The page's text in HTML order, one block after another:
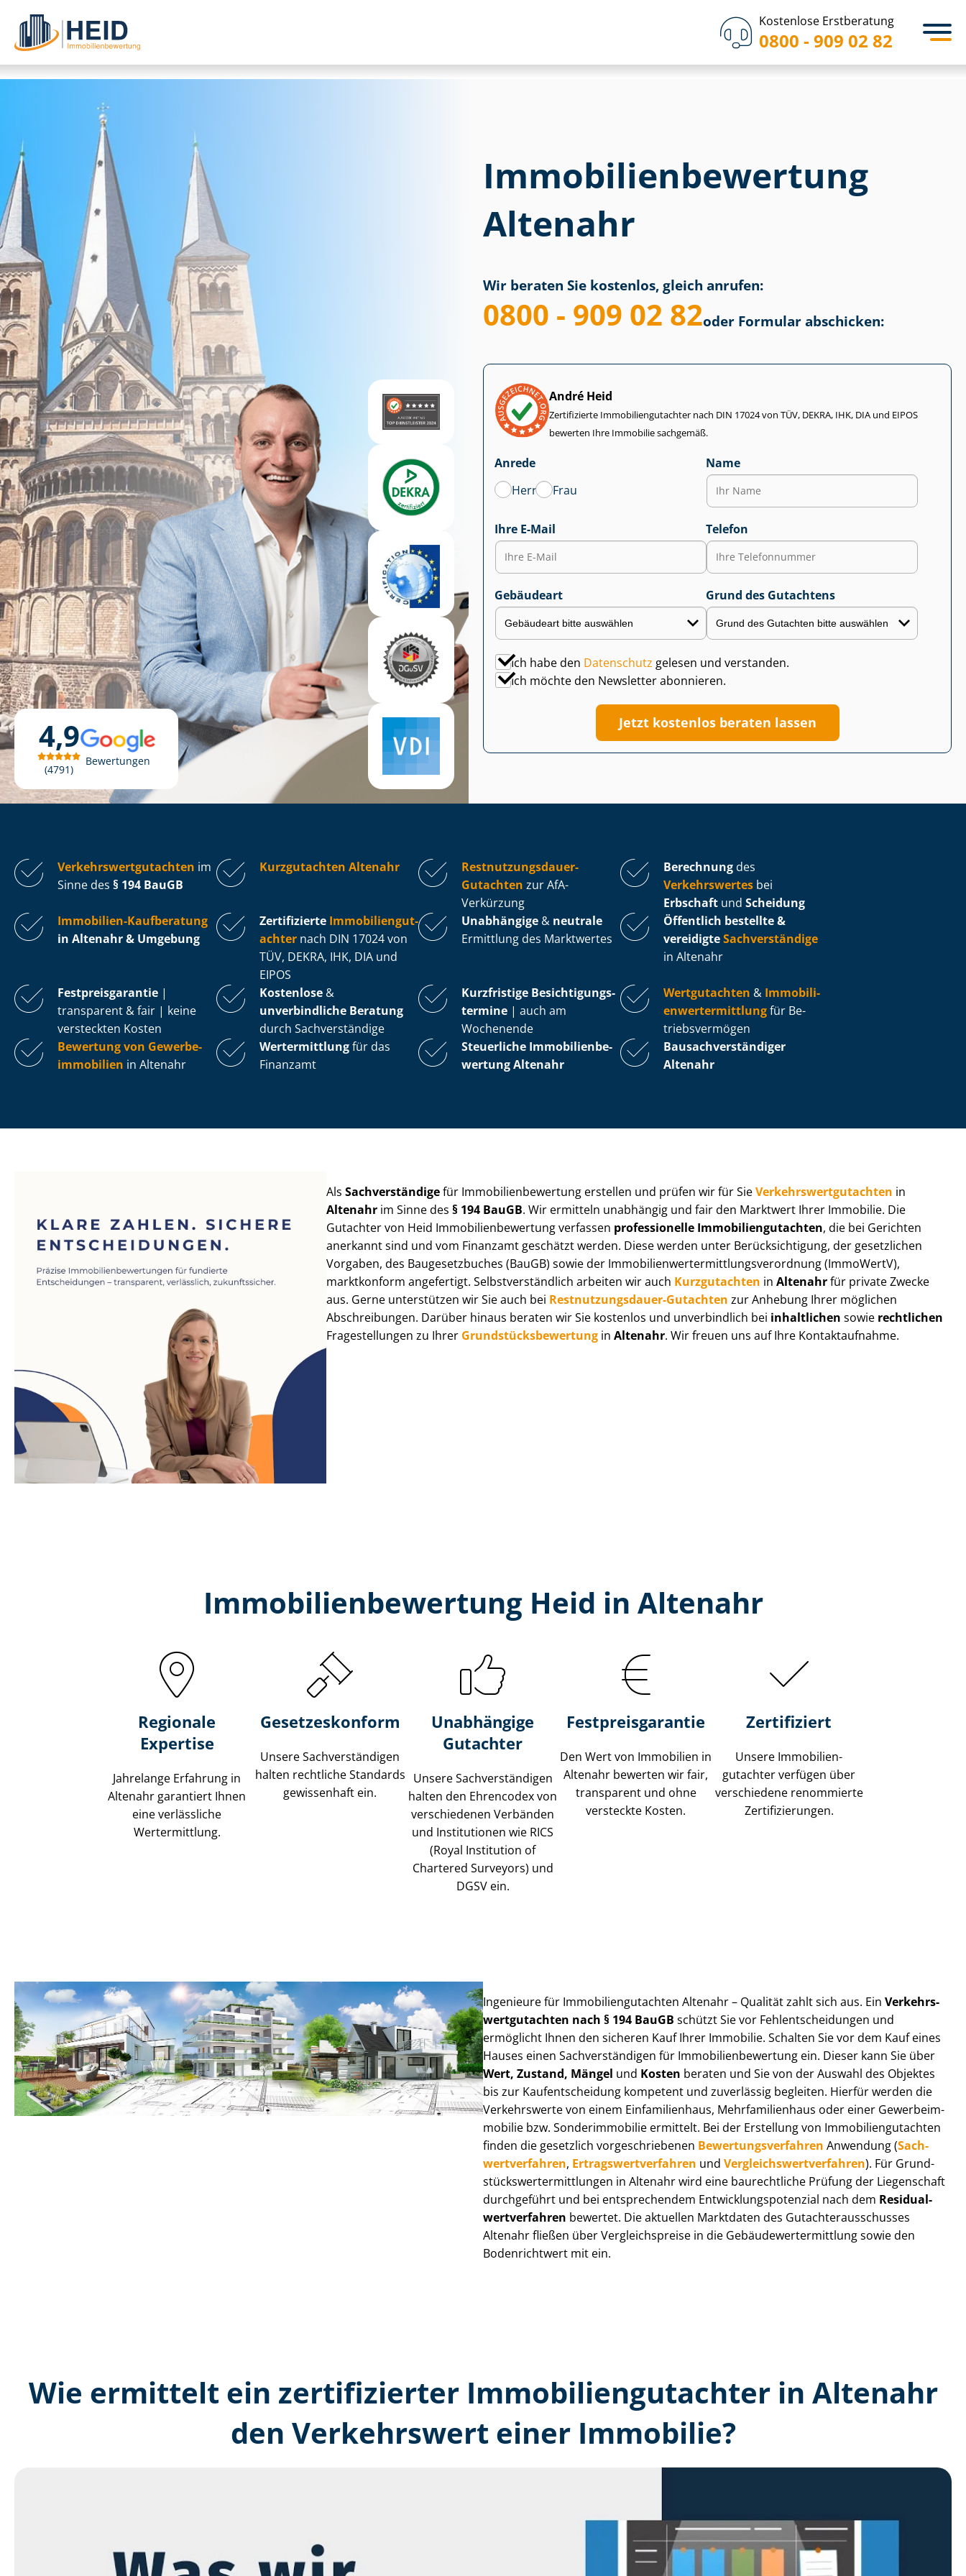
Kostenlose Erstberatung
0800 - 909 02 82
4,9
4791
Bewertungen
Immobilien­bewertung
Altenahr
Wir beraten Sie kostenlos, gleich anrufen:
0800 - 909 02 82oder Formular abschicken:
André Heid
Zertifizierte Im­mo­bi­li­en­gut­ach­ter nach DIN 17024 von TÜV, DEKRA, IHK, DIA und EIPOS
bewerten Ihre Immobilie sachgemäß.
Anrede
Herr
Frau
Name
Ihre E-Mail Telefon
Gebäudeart Grund des Gutachtens
Ich habe den Datenschutz gelesen und verstanden.
Ich möchte den Newsletter abonnieren.
Jetzt kostenlos beraten lassen
Ver­kehrs­wert­gut­ach­ten im
Sinne des § 194 BauGB
Kurzgutachten Altenahr
Rest­nut­zungs­dau­er-
Gutachten zur AfA-
Verkürzung
Berechnung des
Verkehrswertes bei
Erbschaft und Scheidung
Immobilien-Kaufberatung
in Altenahr & Umgebung
Zertifizierte Im­mo­bi­li­en­gut­
ach­ter nach DIN 17024 von
TÜV, DEKRA, IHK, DIA und
EIPOS
Unabhängige & neutrale
Ermittlung des Marktwertes
Öffentlich bestellte &
vereidigteSachverständige
in Altenahr
Fest­preis­ga­ran­tie |
transparent & fair | keine
versteckten Kosten
Kostenlose &
unverbindliche Beratung
durch Sachverständige
Kurzfristige Be­sich­ti­gungs­
ter­mi­ne | auch am
Wochenende
Wertgutachten & Im­mo­bi­li­
en­wert­ermitt­lungfür Be­
triebs­ver­mö­gen
Bewertung von Ge­wer­be­
im­mo­bi­li­en in Altenahr
Wertermittlungfür das
Finanzamt
Steuerliche Im­mo­bi­li­en­be­
wer­tungAltenahr
Bau­sach­ver­stän­di­ger
Altenahr
AlsSachverständigefür Im­mo­bi­li­en­be­wer­tung erstellen und prüfen wir für SieVer­kehrs­wert­gut­ach­ten in
Altenahr im Sinne des§ 194 BauGB. Wir ermitteln unabhängig und fair den Marktwert Ihrer Immobilie. Die
Gutachter von Heid Im­mo­bi­li­en­be­wer­tung verfassen professionelle Im­mo­bi­li­en­gut­ach­ten, die bei Gerichten
anerkannt sind und vom Finanzamt geschätzt werden. Diese werden unter Be­rück­sich­ti­gung, der gesetzlichen
Vorgaben, des Baugesetzbuches (BauGB) sowie der Im­mo­bi­li­en­wert­ermitt­lungs­ver­ord­nung (ImmoWertV),
marktkonform angefertigt. Selbst­ver­ständ­lich arbeiten wir auch Kurzgutachten in Altenahrfür private Zwecke
aus. Gerne unterstützen wir Sie auch bei Rest­nut­zungs­dau­er-Gutachten zur Anhebung Ihrer möglichen
Abschreibungen. Darüber hinaus beraten wir Sie kostenlos und unverbindlich bei inhaltlichen sowie rechtlichen
Fragestellungen zu Ihrer Grund­stücks­be­wer­tung inAltenahr. Wir freuen uns auf Ihre Kontaktaufnahme.
Immobilien­bewertung Heid in Altenahr
Regionale
Expertise
Jahrelange Erfahrung in
Altenahr garantiert Ihnen
eine verlässliche
Wertermittlung.
Gesetzes­konform
Unsere Sach­ver­stän­di­gen
halten rechtliche Standards
gewissenhaft ein.
Unabhängige
Gutachter
Unsere Sach­ver­stän­di­gen
halten den Ehrencodex von
verschiedenen Verbänden
und Institutionen wie RICS
(Royal Institution of
Chartered Surveyors) und
DGSV ein.
Festpreis​garantie
Den Wert von Immobilien in
Altenahr bewerten wir fair,
transparent und ohne
versteckte Kosten.
Zertifiziert
Unsere Immobilien­
gutachter verfügen über
verschiedene renommierte
Zer­ti­fi­zie­run­gen.
Ingenieure für Im­mo­bi­li­en­gut­ach­ten Altenahr – Qualität zahlt sich aus. Ein Ver­kehrs­
wert­gut­ach­ten nach § 194 BauGB schützt Sie vor Fehl­ent­schei­dun­gen und
ermöglicht Ihnen den sicheren Kauf Ihrer Immobilie. Schalten Sie vor dem Kauf eines
Hauses einen Sach­ver­stän­di­gen für Im­mo­bi­li­en­be­wer­tung ein. Dieser kann Sie über
Wert, Zustand, Mängel und Kosten beraten und Sie von der Auswahl des Objektes
bis zur Kauf­ent­schei­dung kompetent und zuverlässig begleiten. Hierfür werden die
Verkehrswerte von einem Einfamilienhaus, Mehr­fa­mi­li­en­haus oder einer Ge­wer­be­im­
mo­bi­lie bzw. Sonderimmobilie ermittelt. Bei der Erstellung von Im­mo­bi­li­en­gut­ach­ten
finden die gesetzlich vor­ge­schrie­be­nen Be­wer­tungs­ver­fah­ren Anwendung (Sach­
wert­ver­fah­ren, Er­trags­wert­ver­fah­ren und Ver­gleichs­wert­ver­fah­ren). Für Grund­
stücks­wert­ermitt­lun­gen in Altenahr wird eine baurechtliche Prüfung der Liegenschaft
durchgeführt und bei entsprechendem Ent­wick­lungs­po­ten­zi­al nach dem Re­si­du­al­
wert­ver­fah­ren bewertet. Die aktuellen Marktdaten des Gut­ach­ter­aus­schus­ses
Altenahr fließen über Ver­gleichs­prei­se in die Ge­bäu­de­wert­ermitt­lung sowie den
Bodenrichtwert mit ein.
Wie ermittelt ein zertifizierter Immobilien­gutachter in Altenahr
den Verkehrswert einer Immobilie?